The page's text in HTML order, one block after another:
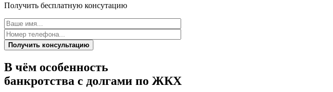
Получить бесплатную консутацию
Получить консультацию
В чём особенность
банкротства с долгами по ЖКХ